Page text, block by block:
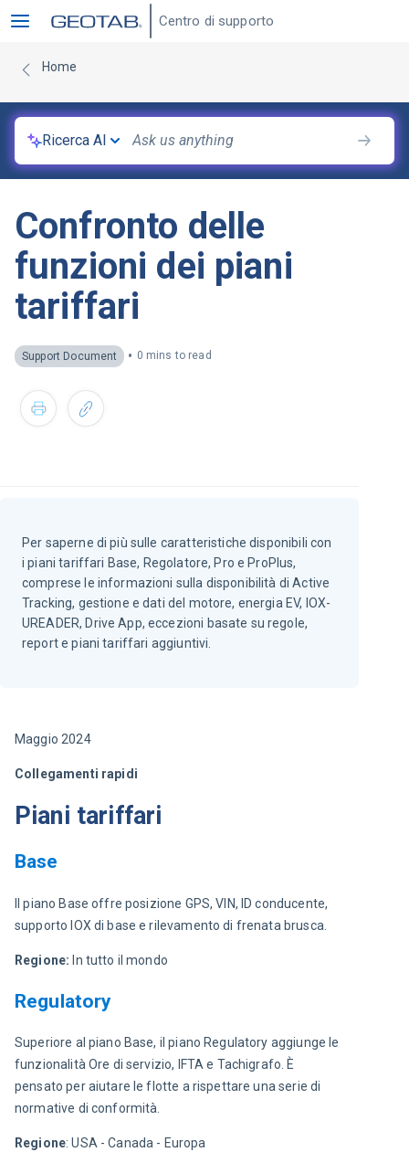
Centro di supporto
Home
Ricerca AI
Confronto delle
funzioni dei piani
tariffari
Support Document • 0 mins to read
Per saperne di più sulle caratteristiche disponibili con
i piani tariffari Base, Regolatore, Pro e ProPlus,
comprese le informazioni sulla disponibilità di Active
Tracking, gestione e dati del motore, energia EV, IOX-
UREADER, Drive App, eccezioni basate su regole,
report e piani tariffari aggiuntivi.
Maggio 2024
Collegamenti rapidi
Piani tariffari
Base
Il piano Base offre posizione GPS, VIN, ID conducente,
supporto IOX di base e rilevamento di frenata brusca.
Regione: In tutto il mondo
Regulatory
Superiore al piano Base, il piano Regulatory aggiunge le
funzionalità Ore di servizio, IFTA e Tachigrafo. È
pensato per aiutare le flotte a rispettare una serie di
normative di conformità.
Regione: USA - Canada - Europa